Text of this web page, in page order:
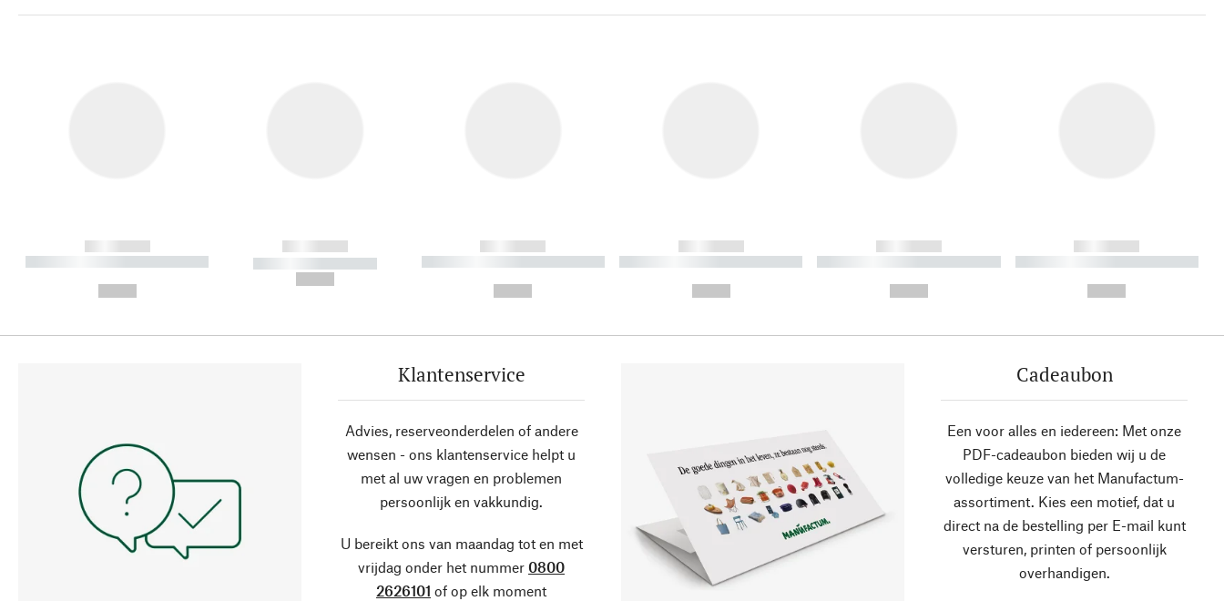
------------
----------- ----------- ----------
------------
----------- -----------
------------
----------- ----------- ----------
------------
----------- ----------- ----------
------------
----------- ----------- ----------
------------
----------- ----------- ----------
Klantenservice
Advies, reserveonderdelen of andere
wensen - ons klantenservice helpt u
met al uw vragen en problemen
persoonlijk en vakkundig.
U bereikt ons van maandag tot en met
vrijdag onder het nummer 0800
2626101 of op elk moment
Cadeaubon
Een voor alles en iedereen: Met onze
PDF-cadeaubon bieden wij u de
volledige keuze van het Manufactum-
assortiment. Kies een motief, dat u
direct na de bestelling per E-mail kunt
versturen, printen of persoonlijk
overhandigen.